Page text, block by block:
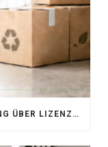
PLANEX: VERPACKUNGSLIZENZIERUNG ÜBER LIZENZERO & LUCID 2026